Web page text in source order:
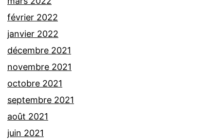
février 2022
janvier 2022
décembre 2021
novembre 2021
octobre 2021
septembre 2021
août 2021
juin 2021